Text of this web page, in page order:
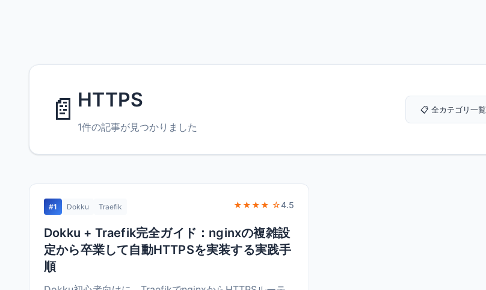
📄 HTTPS
1件の記事が見つかりました
📋 全カテゴリ一覧
#1 Dokku Traefik ★★★★ ☆4.5
Dokku + Traefik完全ガイド：nginxの複雑設
定から卒業して自動HTTPSを実装する実践手
順